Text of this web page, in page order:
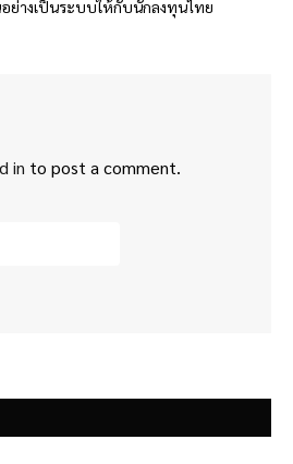
ย่างเป็นระบบให้กับนักลงทุนไทย
in to post a comment.